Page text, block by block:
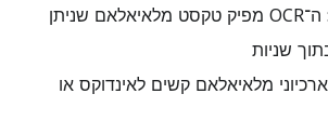
אחרי: ה־OCR מפיק טקסט מלאיאלאם שניתן
שניות
מלאיאלאם קשים לאינדוקס או